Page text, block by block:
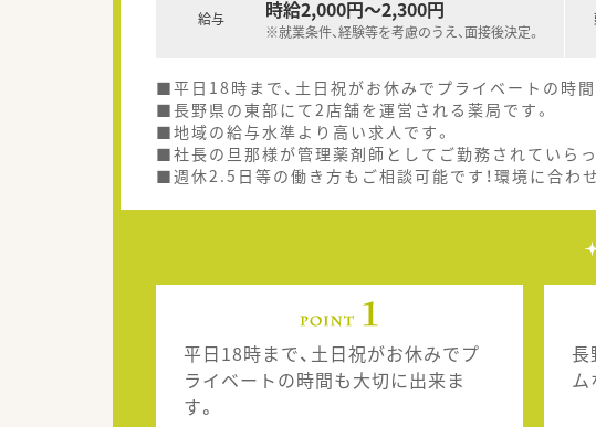
給与 時給2,000円～2,300円
※就業条件、経験等を考慮のうえ、面接後決定。
■平日18時まで、土日祝がお休みでプライベートの時間
■長野県の東部にて2店舗を運営される薬局です。
■地域の給与水準より高い求人です。
■社長の旦那様が管理薬剤師としてご勤務されていらっ
■週休2.5日等の働き方もご相談可能です！環境に合わ
平日18時まで、土日祝がお休みでプ
ライベートの時間も大切に出来ま
す。
長
ム